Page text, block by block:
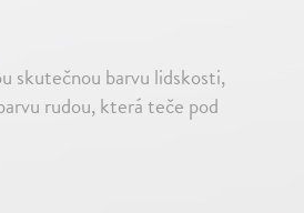
skutečnou barvu lidskosti,
rudou, která teče pod